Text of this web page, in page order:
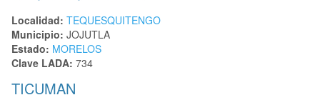
Localidad: TEQUESQUITENGO
Municipio: JOJUTLA
Estado: MORELOS
Clave LADA: 734
TICUMAN